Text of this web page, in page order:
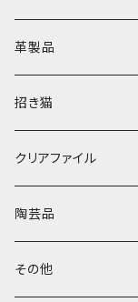
感謝
開運
元気
クリスマス
ブローチ
ピアス
キーホルダー
革製品
小銭入れ
ポーチ
財布
キーホルダー
招き猫
クリアファイル
陶芸品
その他